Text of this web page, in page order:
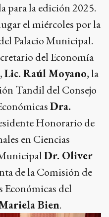
para la edición 2025.
el miércoles por la
Palacio Municipal.
del Economía
Lic. Raúl Moyano, la
Tandil del Consejo
Dra.
Honorario de
en Ciencias
Dr. Oliver
de la Comisión de
Económicas del
Bien.